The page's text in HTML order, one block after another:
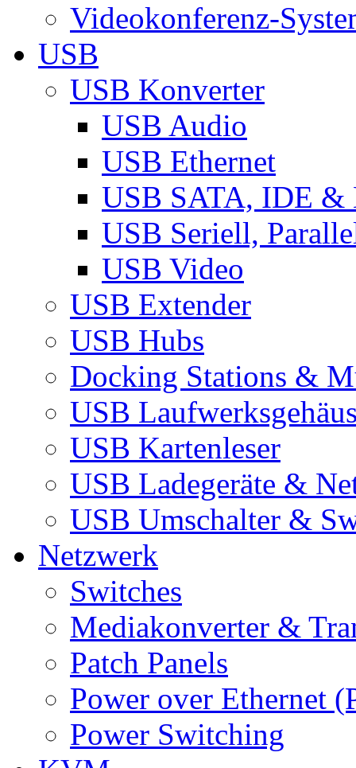
Videokonferenz-
USB
USB Konverter
USB Audio
USB Ethernet
USB SATA, IDE &
USB Seriell,
USB Video
USB Extender
USB Hubs
Docking Stations &
USB
USB Kartenleser
USB Ladegeräte &
USB Umschalter &
Netzwerk
Switches
Mediakonverter &
Patch Panels
Power over Ethernet
Power Switching